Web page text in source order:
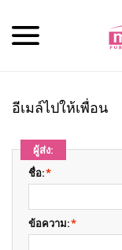
อีเมล์ไปให้เพื่อน
ผู้ส่ง:
*
ชื่อ:
*
ข้อความ: